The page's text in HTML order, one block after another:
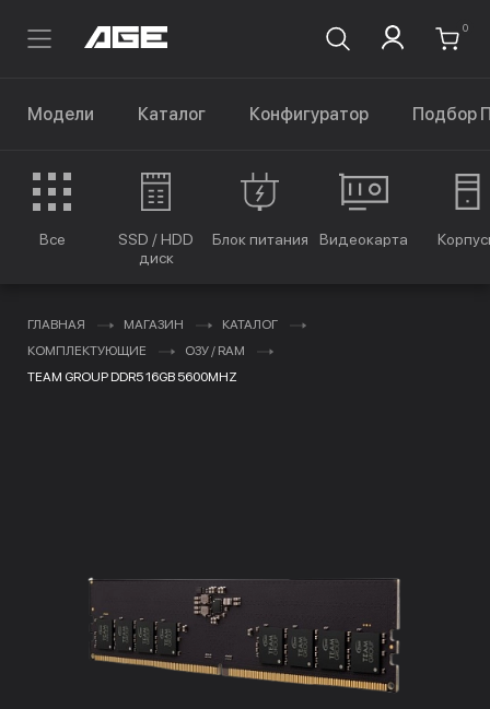
0
Модели Каталог Конфигуратор Подбор
Все
SSD / HDD
диск
Блок питания Видеокарта
ГЛАВНАЯ МАГАЗИН
КАТАЛОГ
КОМПЛЕКТУЮЩИЕ
ОЗУ / RAM
TEAM GROUP DDR5 16GB 5600MHZ